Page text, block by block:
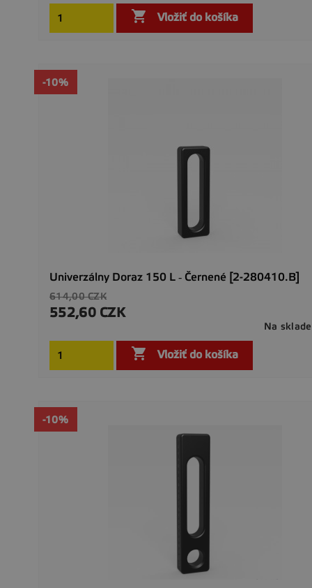
 Vložiť do košíka
Univerzálny Doraz 150 L ‐ Černené [2-280410.B]
Základná
cena
614,00 CZK
-10%
Cena
552,60 CZK
Na sklade
 Vložiť do košíka
-10%